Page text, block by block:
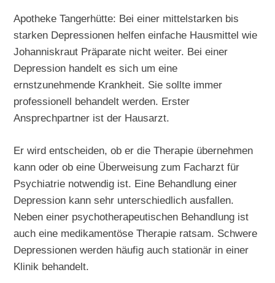
Apotheke Tangerhütte: Bei einer mittelstarken bis
starken Depressionen helfen einfache Hausmittel wie
Johanniskraut Präparate nicht weiter. Bei einer
Depression handelt es sich um eine
ernstzunehmende Krankheit. Sie sollte immer
professionell behandelt werden. Erster
Ansprechpartner ist der Hausarzt.
Er wird entscheiden, ob er die Therapie übernehmen
kann oder ob eine Überweisung zum Facharzt für
Psychiatrie notwendig ist. Eine Behandlung einer
Depression kann sehr unterschiedlich ausfallen.
Neben einer psychotherapeutischen Behandlung ist
auch eine medikamentöse Therapie ratsam. Schwere
Depressionen werden häufig auch stationär in einer
Klinik behandelt.